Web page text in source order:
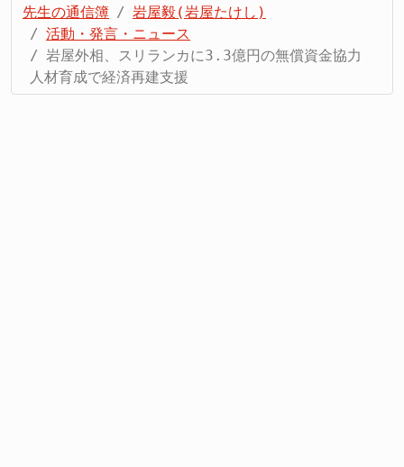
先生の通信簿
岩屋毅(岩屋たけし)
活動・発言・ニュース
岩屋外相、スリランカに3.3億円の無償資金協力
人材育成で経済再建支援